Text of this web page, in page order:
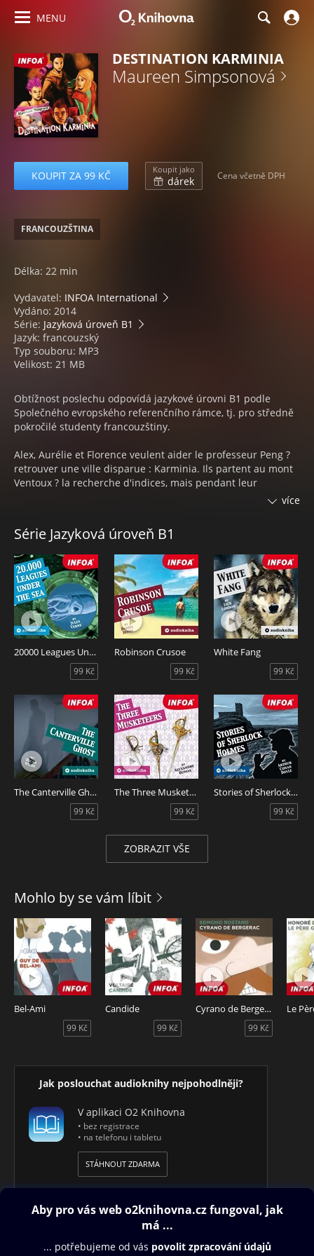
MENU
DESTINATION KARMINIA
Maureen Simpsonová
KOUPIT ZA 99 KČ Koupit jako
dárek Cena včetně DPH
FRANCOUZŠTINA
Délka: 22 min
Vydavatel: INFOA International
Vydáno: 2014
Série: Jazyková úroveň B1
Jazyk: francouzský
Typ souboru: MP3
Velikost: 21 MB
Obtížnost poslechu odpovídá jazykové úrovni B1 podle
Společného evropského referenčního rámce, tj. pro středně
pokročilé studenty francouzštiny.
Alex, Aurélie et Florence veulent aider le professeur Peng ?
retrouver une ville disparue : Karminia. Ils partent au mont
Ventoux ? la recherche d'indices, mais pendant leur
exploration une mauvaise rencontre met leur vie en péril.
Destination Karminia - audiokniha obsahuje příběh, jehož
autorem je Maureen Simpsonová, namluvený ve
francouzštině rodilým mluvčím.
více
Série Jazyková úroveň B1
20000 Leagues Under The Sea
99 Kč
Robinson Crusoe
99 Kč
White Fang
99 Kč
The Canterville Ghost
99 Kč
The Three Musketeers
99 Kč
Stories of Sherlock Holmes
99 Kč
ZOBRAZIT VŠE
Mohlo by se vám líbit
Bel-Ami
99 Kč
Candide
99 Kč
Cyrano de Bergerac
99 Kč
Le
Jak poslouchat audioknihy nejpohodlněji?
V aplikaci O2 Knihovna
• bez registrace
• na telefonu i tabletu
STÁHNOUT ZDARMA
Obsah ke stažení